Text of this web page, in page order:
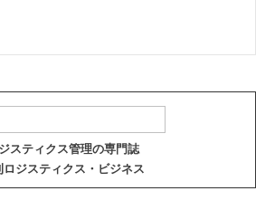
スティクス管理の専門誌
ロジスティクス・ビジネス